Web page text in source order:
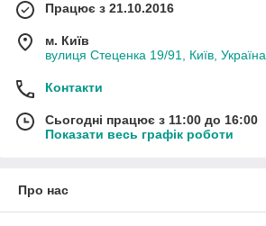
Працює з 21.10.2016
м. Київ
вулиця Стеценка 19/91, Київ, Україна
Контакти
Сьогодні працює з 11:00 до 16:00
Показати весь графік роботи
Про нас